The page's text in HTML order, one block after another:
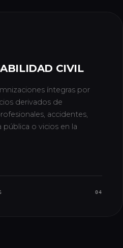
CIVIL
íntegras por
derivados de
accidentes,
pública o vicios en la
04